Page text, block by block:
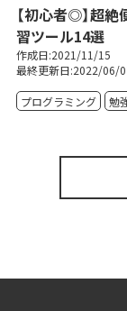
【初心者◎】超
習ツール14選
作成日:2021/11/15
最終更新日:2022/06/
プログラミング 勉